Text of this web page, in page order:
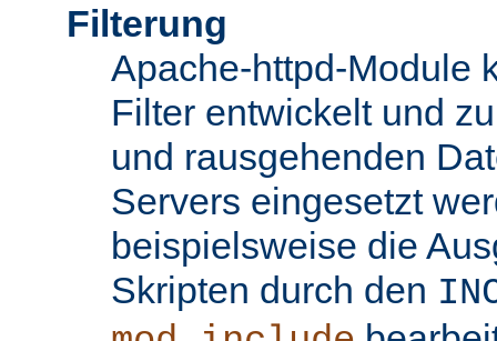
Filterung
Apache-httpd-Module
Filter entwickelt und
und rausgehenden
Servers eingesetzt
beispielsweise die
Skripten durch den